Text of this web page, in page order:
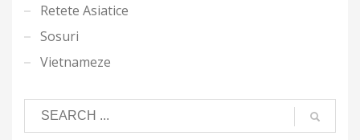
Retete Asiatice
Sosuri
Vietnameze